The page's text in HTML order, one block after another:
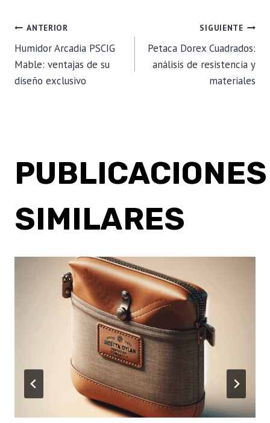
entrada:
NAVEGACIÓN
DE
ENTRADAS
ANTERIOR
Humidor Arcadia PSCIG
Mable: ventajas de su
diseño exclusivo
SIGUIENTE
Petaca Dorex Cuadrados:
análisis de resistencia y
materiales
PUBLICACIONES
SIMILARES